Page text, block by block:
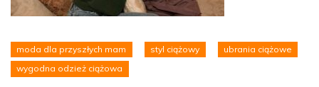
moda dla przyszłych mam styl ciążowy
ubrania ciążowe
wygodna odzież ciążowa